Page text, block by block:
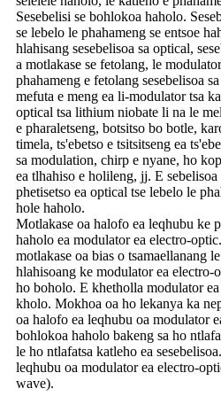
Sesebelisi se bohlokoa haholo.
se lebelo le phahameng se entsoe
hlahisang sesebelisoa sa optical,
a motlakase se fetolang, le
phahameng e fetolang sesebelisoa
mefuta e meng ea li-modulator tsa
optical tsa lithium niobate li na le
e pharaletseng, botsitso bo botle,
timela, ts'ebetso e tsitsitseng ea
sa modulation, chirp e nyane, ho
ea tlhahiso e holileng, jj. E
phetisetso ea optical tse lebelo le
hole haholo.
Motlakase oa halofo ea leqhubu ke
haholo ea modulator ea electro-
motlakase oa bias o tsamaellanang
hlahisoang ke modulator ea electro-
ho boholo. E khetholla modulator
kholo. Mokhoa oa ho lekanya ka
oa halofo ea leqhubu oa modulator
bohlokoa haholo bakeng sa ho
le ho ntlafatsa katleho ea
leqhubu oa modulator ea electro-
wave).